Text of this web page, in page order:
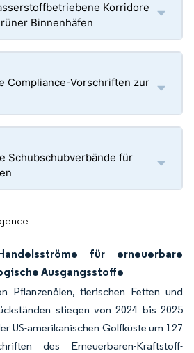
Korridore
Binnenhäfen
Compliance-Vorschriften zur
Schubschubverbände für
für erneuerbare
Ausgangsstoffe
Pflanzenölen, tierischen Fetten und
stiegen von 2024 bis 2025
US-amerikanischen Golfküste um 127
des Erneuerbaren-Kraftstoff-